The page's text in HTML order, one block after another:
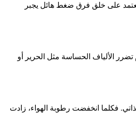
على خلق فرق ضغط هائل يجبر
الألياف الحساسة مثل الحرير أو
فكلما انخفضت رطوبة الهواء، زادت